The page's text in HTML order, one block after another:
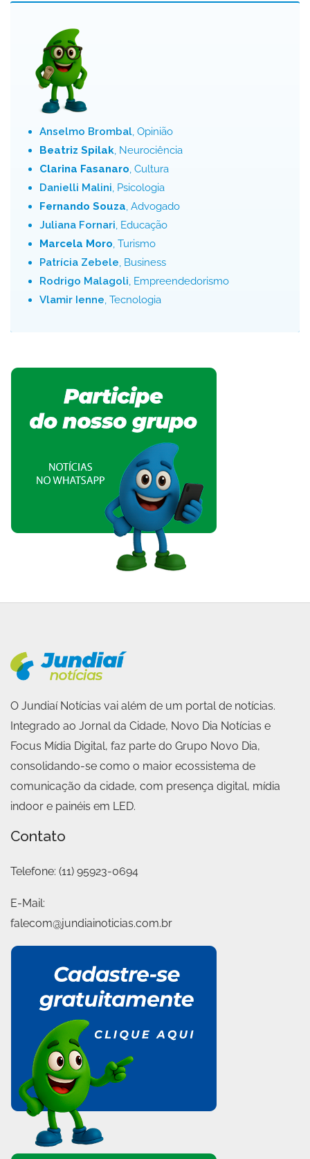
Anselmo Brombal, Opinião
Beatriz Spilak, Neurociência
Clarina Fasanaro, Cultura
Danielli Malini, Psicologia
Fernando Souza, Advogado
Juliana Fornari, Educação
Marcela Moro, Turismo
Patrícia Zebele, Business
Rodrigo Malagoli, Empreendedorismo
Vlamir Ienne, Tecnologia
O Jundiaí Notícias vai além de um portal de notícias.
Integrado ao Jornal da Cidade, Novo Dia Notícias e
Focus Mídia Digital, faz parte do Grupo Novo Dia,
consolidando-se como o maior ecossistema de
comunicação da cidade, com presença digital, mídia
indoor e painéis em LED.
Contato
Telefone: (11) 95923-0694
E-Mail:
falecom@jundiainoticias.com.br